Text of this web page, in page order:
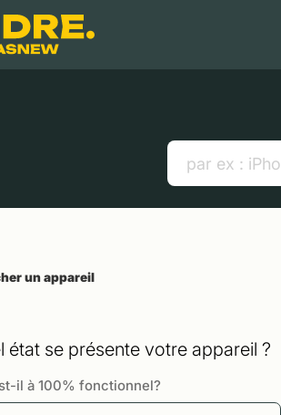
un appareil
état se présente votre appareil ?
il à 100% fonctionnel?